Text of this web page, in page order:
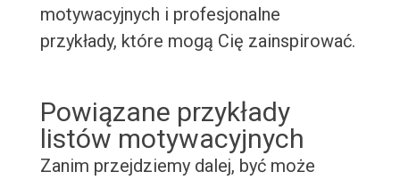
motywacyjnych i profesjonalne
przykłady, które mogą Cię zainspirować.
Powiązane przykłady
listów motywacyjnych
Zanim przejdziemy dalej, być może